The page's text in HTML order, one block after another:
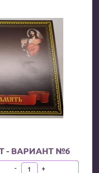
- ВАРИАНТ №6
В КОРЗИНУ
- +